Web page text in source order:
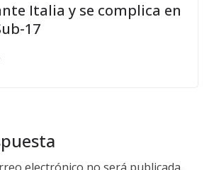
Italia y se complica en
17